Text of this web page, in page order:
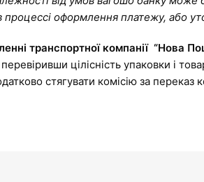
процессі оформлення платежу, або
транспортної компанії “Нова
цілісність упаковки і
стягувати комісію за переказ